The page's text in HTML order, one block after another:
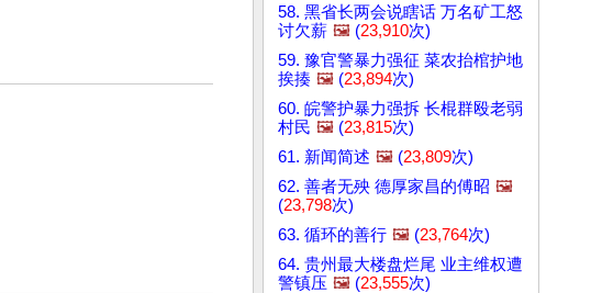
58. 黑省长两会说瞎话 万名矿工怒
讨欠薪 🖼️ (23,910次)
59. 豫官警暴力强征 菜农抬棺护地
挨揍 🖼️ (23,894次)
60. 皖警护暴力强拆 长棍群殴老弱
村民 🖼️ (23,815次)
61. 新闻简述 🖼️ (23,809次)
62. 善者无殃 德厚家昌的傅昭 🖼️
(23,798次)
63. 循环的善行 🖼️ (23,764次)
64. 贵州最大楼盘烂尾 业主维权遭
警镇压 🖼️ (23,555次)